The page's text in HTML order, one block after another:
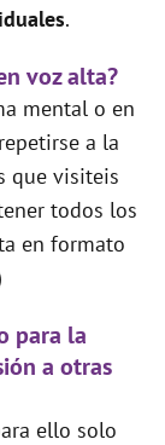
.
voz alta?
mental o en
a la
que visiteis
todos los
en formato
para la
a otras
ello solo